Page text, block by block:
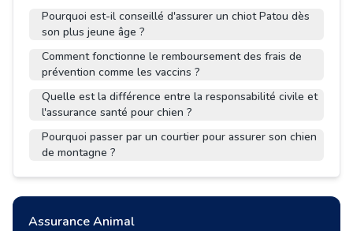
Pourquoi est-il conseillé d'assurer un chiot Patou dès
son plus jeune âge ?
Comment fonctionne le remboursement des frais de
prévention comme les vaccins ?
Quelle est la différence entre la responsabilité civile et
l'assurance santé pour chien ?
Pourquoi passer par un courtier pour assurer son chien
de montagne ?
Assurance Animal